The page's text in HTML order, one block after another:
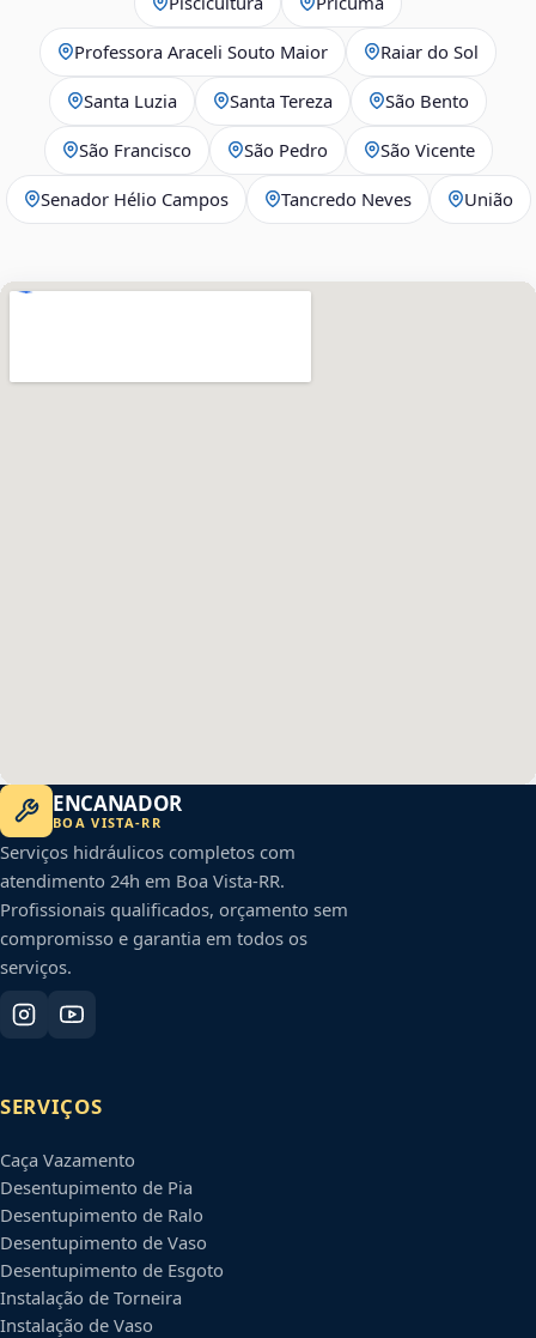
Professora Araceli Souto Maior Raiar do Sol
Santa Luzia Santa Tereza São Bento
São Francisco São Pedro São Vicente
Senador Hélio Campos Tancredo Neves União
ENCANADOR
BOA VISTA-RR
Serviços hidráulicos completos com
atendimento 24h em Boa Vista-RR.
Profissionais qualificados, orçamento sem
compromisso e garantia em todos os
serviços.
SERVIÇOS
Caça Vazamento
Desentupimento de Pia
Desentupimento de Ralo
Desentupimento de Vaso
Desentupimento de Esgoto
Instalação de Torneira
Instalação de Vaso